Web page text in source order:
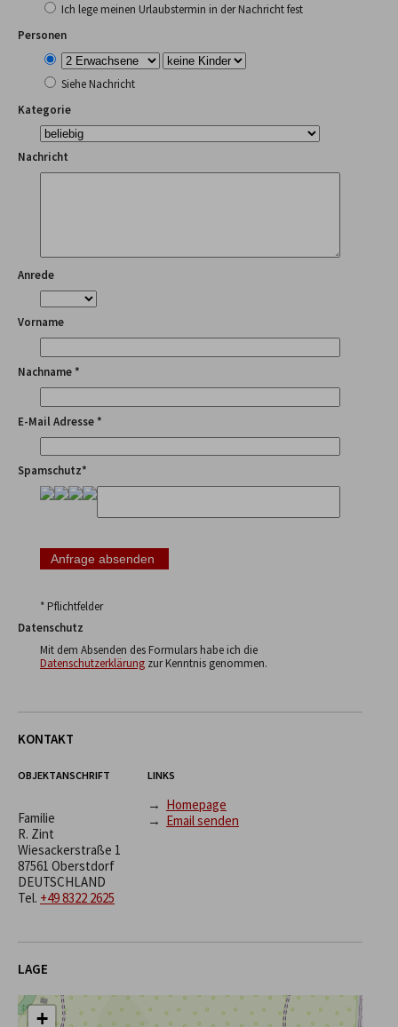
Ich lege meinen Urlaubstermin in der Nachricht fest
Personen
Siehe Nachricht
Kategorie
Nachricht
Anrede
Vorname
Nachname *
E-Mail Adresse *
Spamschutz*
* Pflichtfelder
Datenschutz
Mit dem Absenden des Formulars habe ich die
Datenschutzerklärung zur Kenntnis genommen.
KONTAKT
OBJEKTANSCHRIFT
Familie
R. Zint
Wiesackerstraße 1
87561 Oberstdorf
DEUTSCHLAND
Tel. +49 8322 2625
LINKS
→ Homepage
→ Email senden
LAGE
+